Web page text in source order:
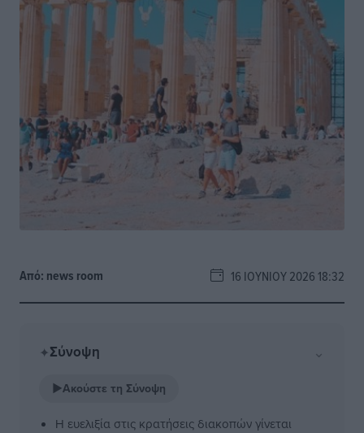
Από: news room 16 ΙΟΥΝΊΟΥ 2026 18:32
✦Σύνοψη ⌄
▶Ακούστε τη Σύνοψη
Η ευελιξία στις κρατήσεις διακοπών γίνεται